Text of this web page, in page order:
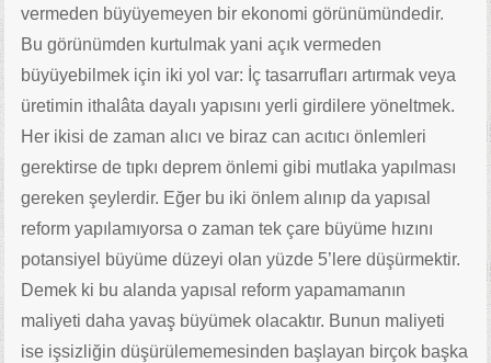
vermeden büyüyemeyen bir ekonomi görünümündedir.
Bu görünümden kurtulmak yani açık vermeden
büyüyebilmek için iki yol var: İç tasarrufları artırmak veya
üretimin ithalâta dayalı yapısını yerli girdilere yöneltmek.
Her ikisi de zaman alıcı ve biraz can acıtıcı önlemleri
gerektirse de tıpkı deprem önlemi gibi mutlaka yapılması
gereken şeylerdir. Eğer bu iki önlem alınıp da yapısal
reform yapılamıyorsa o zaman tek çare büyüme hızını
potansiyel büyüme düzeyi olan yüzde 5’lere düşürmektir.
Demek ki bu alanda yapısal reform yapamamanın
maliyeti daha yavaş büyümek olacaktır. Bunun maliyeti
ise işsizliğin düşürülememesinden başlayan birçok başka